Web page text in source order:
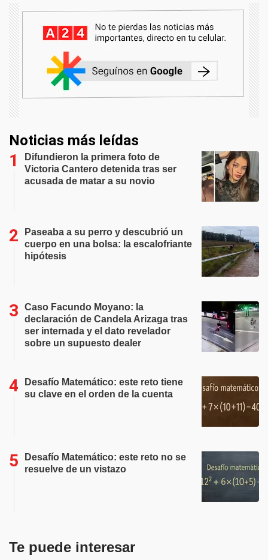
Noticias más leídas
Difundieron la primera foto de
Victoria Cantero detenida tras ser
acusada de matar a su novio
Paseaba a su perro y descubrió un
cuerpo en una bolsa: la escalofriante
hipótesis
Caso Facundo Moyano: la
declaración de Candela Arizaga tras
ser internada y el dato revelador
sobre un supuesto dealer
Desafío Matemático: este reto tiene
su clave en el orden de la cuenta
Desafío Matemático: este reto no se
resuelve de un vistazo
Te puede interesar